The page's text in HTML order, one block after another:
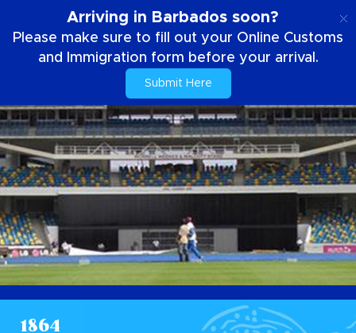
Arriving in Barbados soon?
Please make sure to fill out your Online Customs
and Immigration form before your arrival.
Submit Here
1864